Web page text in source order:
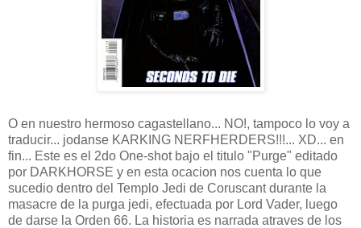
O en nuestro hermoso cagastellano... NO!, tampoco lo voy a
traducir... jodanse KARKING NERFHERDERS!!!... XD... en
fin... Este es el 2do One-shot bajo el titulo "Purge" editado
por DARKHORSE y en esta ocacion nos cuenta lo que
sucedio dentro del Templo Jedi de Coruscant durante la
masacre de la purga jedi, efectuada por Lord Vader, luego
de darse la Orden 66. La historia es narrada atraves de los